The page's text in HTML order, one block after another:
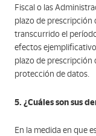
Fiscal o las
plazo de prescripción
transcurrido el
efectos
plazo de prescripción
protección de datos.
5. ¿Cuáles son sus
En la medida en que